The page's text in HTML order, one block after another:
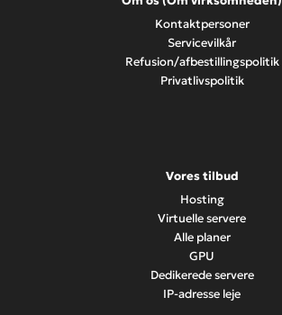
Kontaktpersoner
Servicevilkår
Refusion/afbestillingspolitik
Privatlivspolitik
Vores tilbud
Hosting
Virtuelle servere
Alle planer
GPU
Dedikerede servere
IP-adresse leje